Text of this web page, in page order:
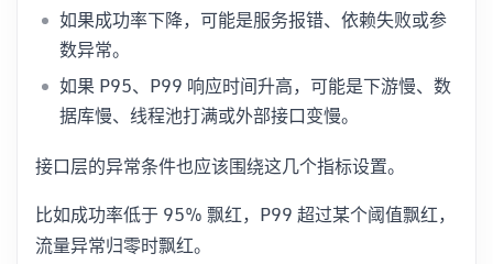
如果成功率下降，可能是服务报错、依赖失败或参
数异常。
如果 P95、P99 响应时间升高，可能是下游慢、数
据库慢、线程池打满或外部接口变慢。
接口层的异常条件也应该围绕这几个指标设置。
比如成功率低于 95% 飘红，P99 超过某个阈值飘红，
流量异常归零时飘红。